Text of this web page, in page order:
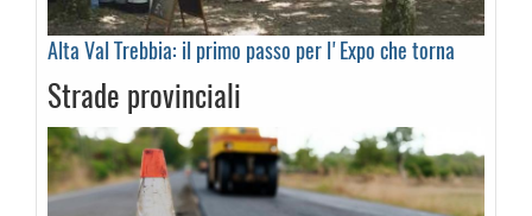
Alta Val Trebbia: il primo passo per l'Expo che torna
Strade provinciali